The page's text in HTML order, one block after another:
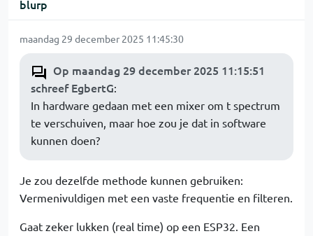
blurp
maandag 29 december 2025 11:45:30
Op maandag 29 december 2025 11:15:51
schreef EgbertG:
In hardware gedaan met een mixer om t spectrum
te verschuiven, maar hoe zou je dat in software
kunnen doen?
Je zou dezelfde methode kunnen gebruiken:
Vermenivuldigen met een vaste frequentie en filteren.
Gaat zeker lukken (real time) op een ESP32. Een